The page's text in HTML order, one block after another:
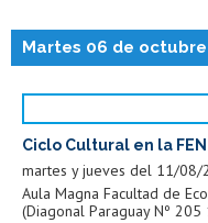
Martes 06 de
Ciclo Cultural en la FEN
martes y jueves del 11/
Aula Magna Facultad de
(Diagonal Paraguay Nº 205